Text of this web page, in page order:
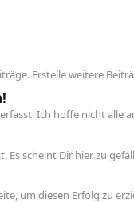
Erstelle weitere
Ich hoffe nicht alle
Es scheint Dir hier zu
um diesen Erfolg zu